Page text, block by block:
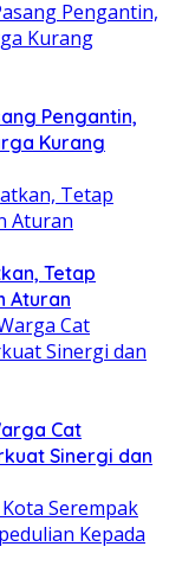
Pengantin,
Kurang
Tetap
Aturan
Cat
Sinergi dan